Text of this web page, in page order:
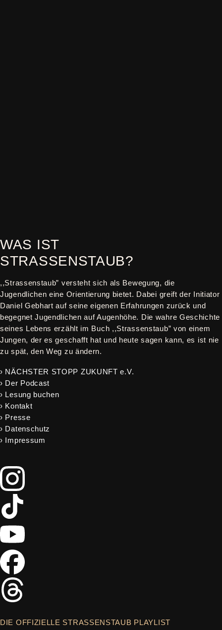
WAS IST
STRASSENSTAUB?
,,Strassenstaub” versteht sich als Bewegung, die
Jugendlichen eine Orientierung bietet. Dabei greift der Initiator
Daniel Gebhart auf seine eigenen Erfahrungen zurück und
begegnet Jugendlichen auf Augenhöhe. Die wahre Geschichte
seines Lebens erzählt im Buch ,,Strassenstaub” von einem
Jungen, der es geschafft hat und heute sagen kann, es ist nie
zu spät, den Weg zu ändern.
› NÄCHSTER STOPP ZUKUNFT e.V.
› Der Podcast
› Lesung buchen
› Kontakt
› Presse
› Datenschutz
› Impressum
DIE OFFIZIELLE STRASSENSTAUB PLAYLIST